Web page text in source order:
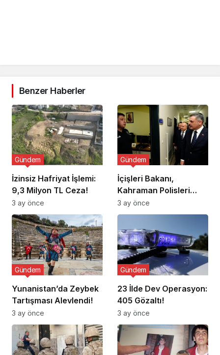
Benzer Haberler
İzinsiz Hafriyat İşlemi:
9,3 Milyon TL Ceza!
Gündem
3 ay önce
İçişleri Bakanı,
Kahraman Polisleri
Ziyaret Etti
Gündem
3 ay önce
Yunanistan’da Zeybek
Tartışması Alevlendi!
Gündem
3 ay önce
23 İlde Dev Operasyon:
405 Gözaltı!
Gündem
3 ay önce